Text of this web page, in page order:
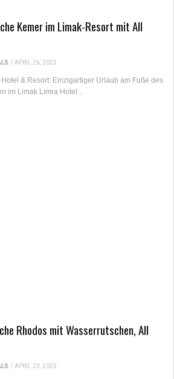
Kemer im Limak-Resort mit All
/ APRIL 26, 2025
& Resort: Einzigartiger Urlaub am Fuße des
im Limak Limra Hotel...
Rhodos mit Wasserrutschen, All
/ APRIL 23, 2025